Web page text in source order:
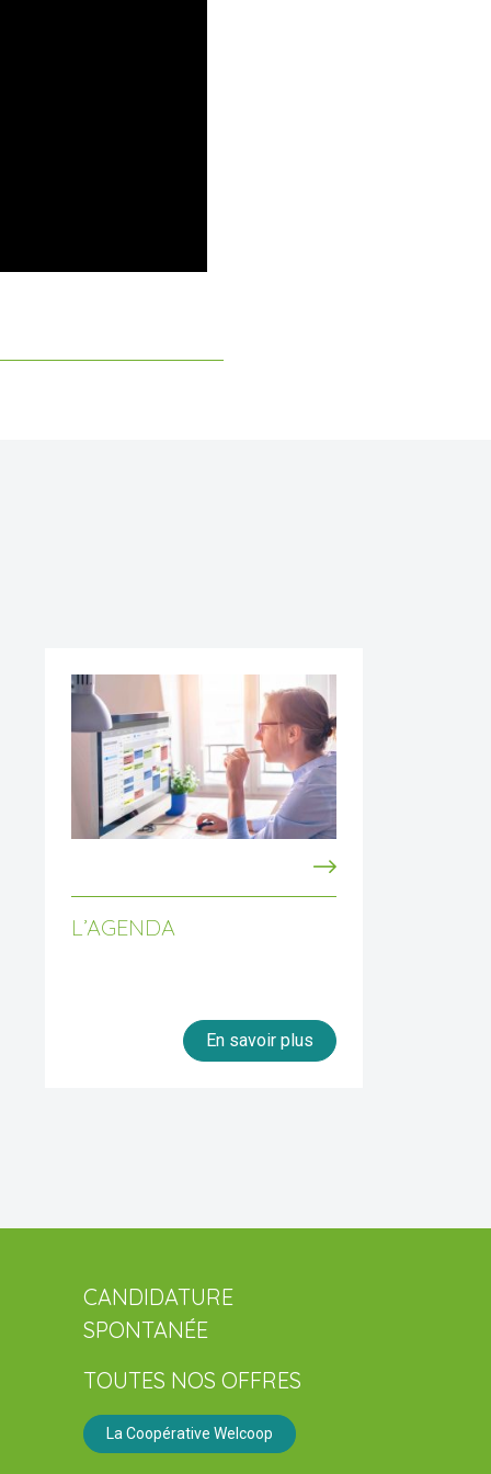
L’AGENDA
En savoir plus
CANDIDATURE
SPONTANÉE
TOUTES NOS OFFRES
La Coopérative Welcoop